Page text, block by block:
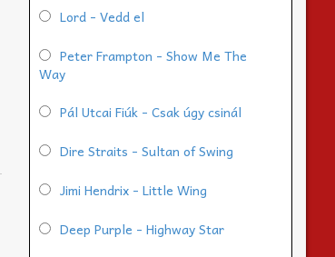
Lord - Vedd el
Peter Frampton - Show Me The
Way
Pál Utcai Fiúk - Csak úgy csinál
Dire Straits - Sultan of Swing
Jimi Hendrix - Little Wing
Deep Purple - Highway Star